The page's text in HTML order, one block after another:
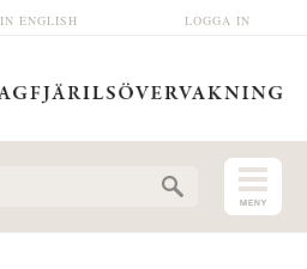
LOGGA IN
IN ENGLISH